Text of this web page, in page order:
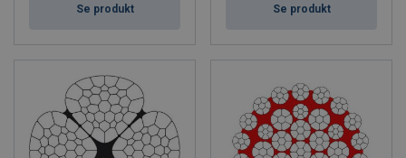
Se produkt Se produkt